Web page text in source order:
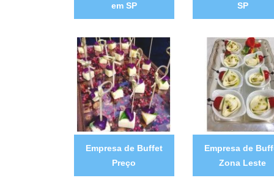
em SP
SP
Empresa de Buffet
Preço
Empresa de
Zona Leste